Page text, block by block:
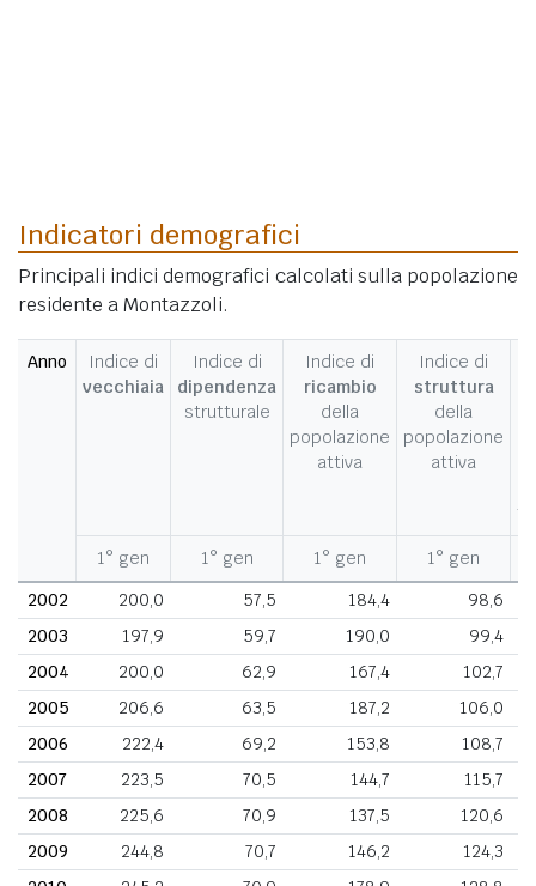
Indicatori demografici
Principali indici demografici calcolati sulla popolazione
residente a Montazzoli.
Anno
Indice di
vecchiaia
Indice di
dipendenza
strutturale
Indice di
ricambio
della
popolazione
attiva
Indice di
struttura
della
popolazione
attiva
1° gen 1° gen 1° gen 1° gen
2002
200,0 57,5 184,4
98,6
2003
197,9 59,7 190,0
99,4
2004
200,0 62,9 167,4
102,7
2005
206,6 63,5 187,2
106,0
2006
222,4 69,2 153,8
108,7
2007
223,5 70,5 144,7
115,7
2008
225,6 70,9 137,5
120,6
2009
244,8 70,7 146,2
124,3